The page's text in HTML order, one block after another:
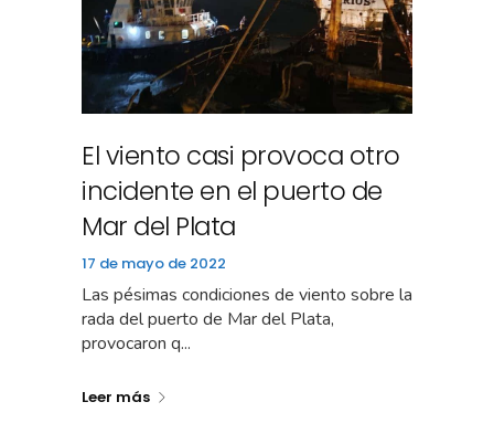
El viento casi provoca otro
incidente en el puerto de
Mar del Plata
17 de mayo de 2022
Las pésimas condiciones de viento sobre la
rada del puerto de Mar del Plata,
provocaron q...
Leer más